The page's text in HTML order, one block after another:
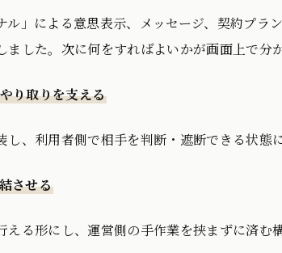
ル」による意思表示、メッセージ、契約プラ
した。次に何をすればよいかが画面上で分か
り取りを支える
、利用者側で相手を判断・遮断できる状態に
させる
る形にし、運営側の手作業を挟まずに済む